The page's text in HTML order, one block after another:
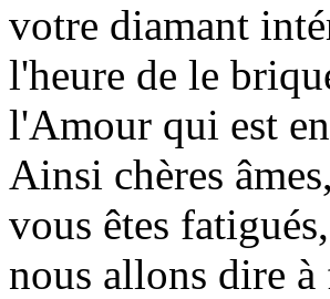
votre diamant
l'heure de le
l'Amour qui est
Ainsi chères
vous êtes
nous allons dire